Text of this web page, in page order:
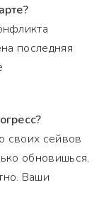
последняя
своих сейвов
обновишься,
Ваши